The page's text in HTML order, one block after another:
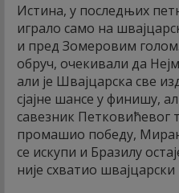
Истина, у последњих
играло само на
и пред Зомеровим
обруч, очекивали да
али је Швајцарска све
сјајне шансе у финишу,
савезник Петковићевог
промашио победу,
се искупи и Бразилу
није схватио швајцарски